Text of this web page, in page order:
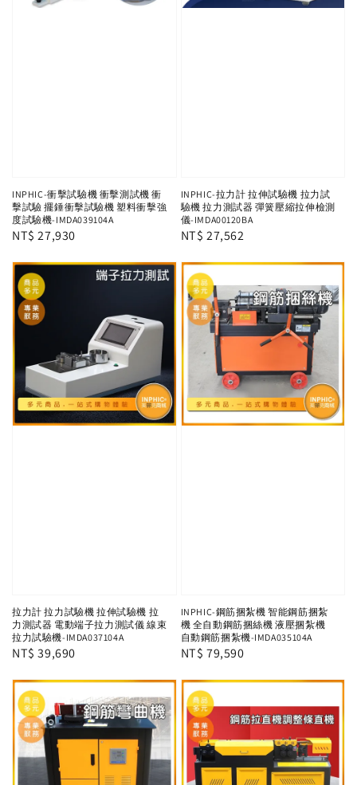
INPHIC-衝擊試驗機 衝擊測試機 衝
擊試驗 擺錘衝擊試驗機 塑料衝擊強
度試驗機-IMDA039104A
Regular
NT$ 27,930
INPHIC-拉力計 拉伸試驗機 拉力試
驗機 拉力測試器 彈簧壓縮拉伸檢測
儀-IMDA00120BA
Regular
NT$ 27,562
拉力計 拉力試驗機 拉伸試驗機 拉
力測試器 電動端子拉力測試儀 線束
拉力試驗機-IMDA037104A
Regular
NT$ 39,690
INPHIC-鋼筋捆紮機 智能鋼筋捆紮
機 全自動鋼筋捆絲機 液壓捆紮機
自動鋼筋捆紮機-IMDA035104A
Regular
NT$ 79,590